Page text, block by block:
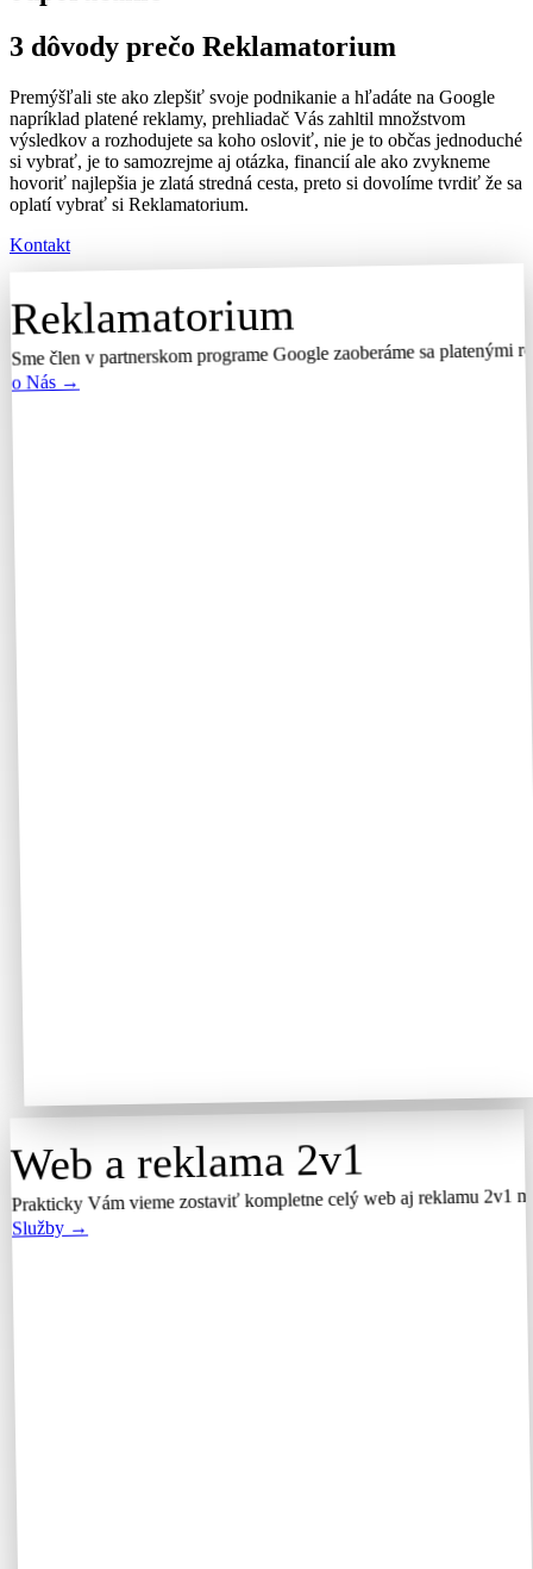
3 dôvody prečo Reklamatorium
Premýšľali ste ako zlepšiť svoje podnikanie a hľadáte na Google
napríklad platené reklamy, prehliadač Vás zahltil množstvom
výsledkov a rozhodujete sa koho osloviť, nie je to občas jednoduché
si vybrať, je to samozrejme aj otázka, financií ale ako zvykneme
hovoriť najlepšia je zlatá stredná cesta, preto si dovolíme tvrdiť že sa
oplatí vybrať si Reklamatorium.
Kontakt
Reklamatorium
Sme člen v partnerskom programe Google zaoberáme sa
o Nás →
Web a reklama 2v1
Prakticky Vám vieme zostaviť kompletne celý web aj reklamu 2v1
Služby →